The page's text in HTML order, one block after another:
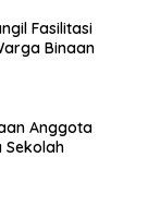
Fasilitasi
Binaan
Anggota
Sekolah